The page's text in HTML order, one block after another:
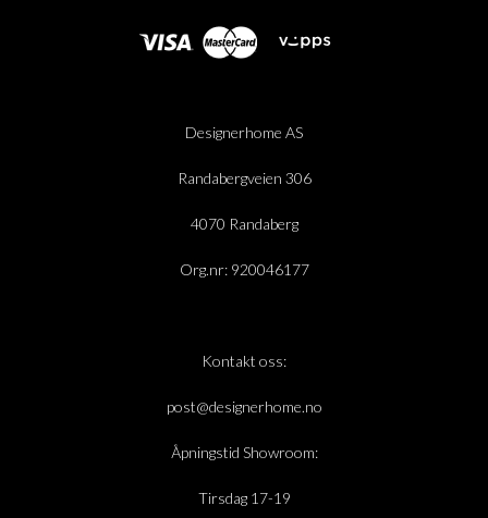
Designerhome AS
Randabergveien 306
4070 Randaberg
Org.nr: 920046177
Kontakt oss:
post@designerhome.no
Åpningstid Showroom:
Tirsdag 17-19